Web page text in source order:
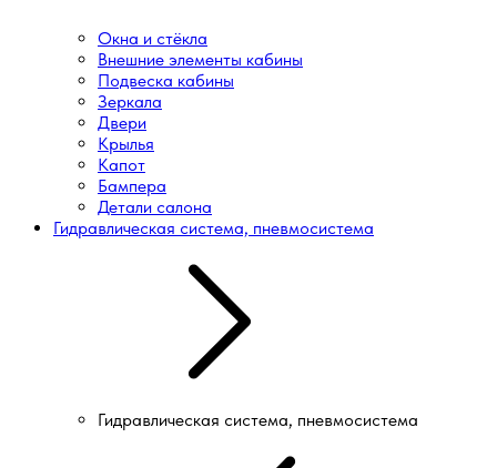
Окна и стёкла
Внешние элементы кабины
Подвеска кабины
Зеркала
Двери
Крылья
Капот
Бампера
Детали салона
Гидравлическая система, пневмосистема
Гидравлическая система, пневмосистема